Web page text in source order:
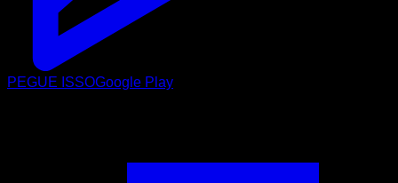
PEGUE ISSOGoogle Play